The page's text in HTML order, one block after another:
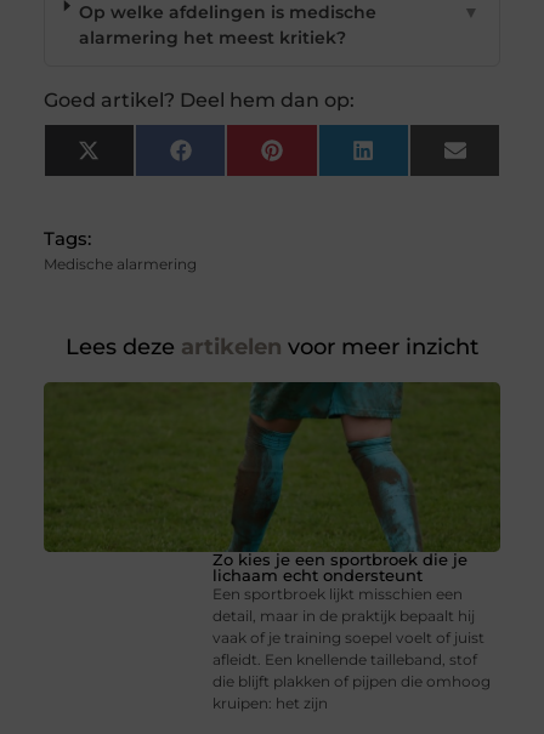
Op welke afdelingen is medische
alarmering het meest kritiek?
▼
Goed artikel? Deel hem dan op:
X
(Twitter)
FacebookPinterest LinkedIn Email
Tags:
Medische alarmering
Lees deze artikelen voor meer inzicht
Zo kies je een sportbroek die je
lichaam echt ondersteunt
Een sportbroek lijkt misschien een
detail, maar in de praktijk bepaalt hij
vaak of je training soepel voelt of juist
afleidt. Een knellende tailleband, stof
die blijft plakken of pijpen die omhoog
kruipen: het zijn